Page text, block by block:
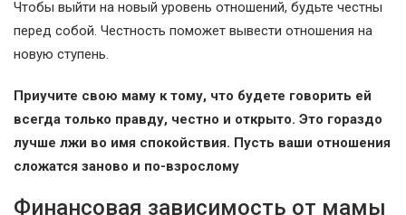
Чтобы выйти на новый уровень отношений, будьте честны
перед собой. Честность поможет вывести отношения на
новую ступень.
Приучите свою маму к тому, что будете говорить ей
всегда только правду, честно и открыто. Это гораздо
лучше лжи во имя спокойствия. Пусть ваши отношения
сложатся заново и по-взрослому
Финансовая зависимость от мамы